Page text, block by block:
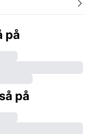
på
på